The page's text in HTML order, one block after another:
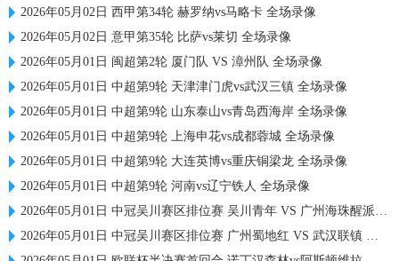
2026年05月02日 西甲第34轮 赫罗纳vs马略卡 全场录像
2026年05月02日 意甲第35轮 比萨vs莱切 全场录像
2026年05月01日 闽超第2轮 厦门队 VS 漳州队 全场录像
2026年05月01日 中超第9轮 天津津门虎vs武汉三镇 全场录像
2026年05月01日 中超第9轮 山东泰山vs青岛西海岸 全场录像
2026年05月01日 中超第9轮 上海申花vs成都蓉城 全场录像
2026年05月01日 中超第9轮 大连英博vs重庆铜梁龙 全场录像
2026年05月01日 中超第9轮 河南vs辽宁铁人 全场录像
2026年05月01日 中冠吴川赛区排位赛 吴川青年 VS 广州海珠醒派 全场录像
2026年05月01日 中冠吴川赛区排位赛 广州蜀地红 VS 武汉联镇 全场录像